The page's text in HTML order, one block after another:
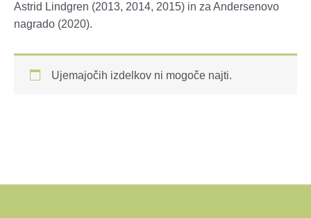
Astrid Lindgren (2013, 2014, 2015) in za Andersenovo
nagrado (2020).
Ujemajočih izdelkov ni mogoče najti.